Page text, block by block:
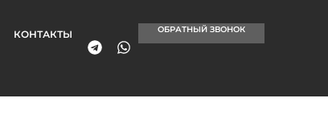
КОНТАКТЫ ОБРАТНЫЙ ЗВОНОК